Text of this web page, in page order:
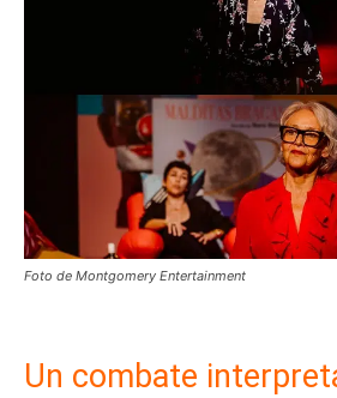
Foto de Montgomery Entertainment
Un combate